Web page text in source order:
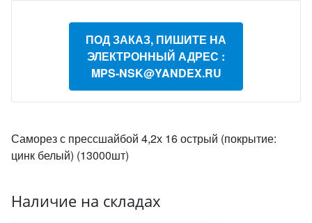
ПОД ЗАКАЗ, ПИШИТЕ НА
ЭЛЕКТРОННЫЙ АДРЕС :
MPS-NSK@YANDEX.RU
Саморез с прессшайбой 4,2х 16 острый (покрытие:
цинк белый) (13000шт)
Наличие на складах